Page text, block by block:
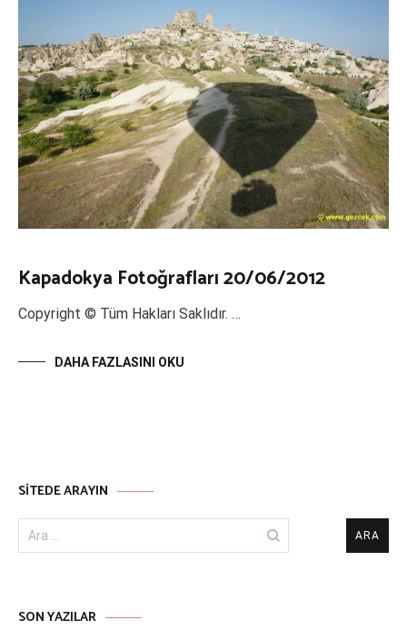
Kapadokya Fotoğrafları 20/06/2012
Copyright © Tüm Hakları Saklıdır. …
DAHA FAZLASINI OKU
SITEDE ARAYIN
Arama:
SON YAZILAR